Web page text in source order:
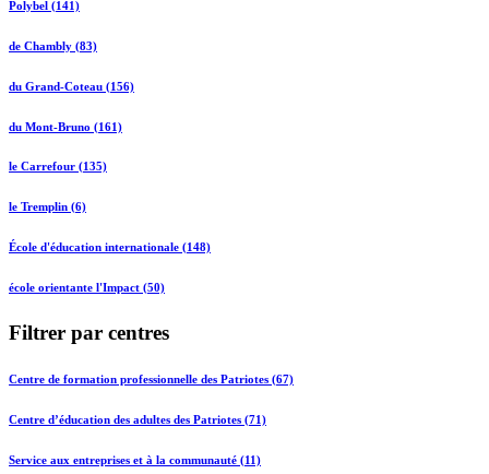
Polybel (141)
de Chambly (83)
du Grand-Coteau (156)
du Mont-Bruno (161)
le Carrefour (135)
le Tremplin (6)
École d'éducation internationale (148)
école orientante l'Impact (50)
Filtrer par centres
Centre de formation professionnelle des Patriotes (67)
Centre d’éducation des adultes des Patriotes (71)
Service aux entreprises et à la communauté (11)